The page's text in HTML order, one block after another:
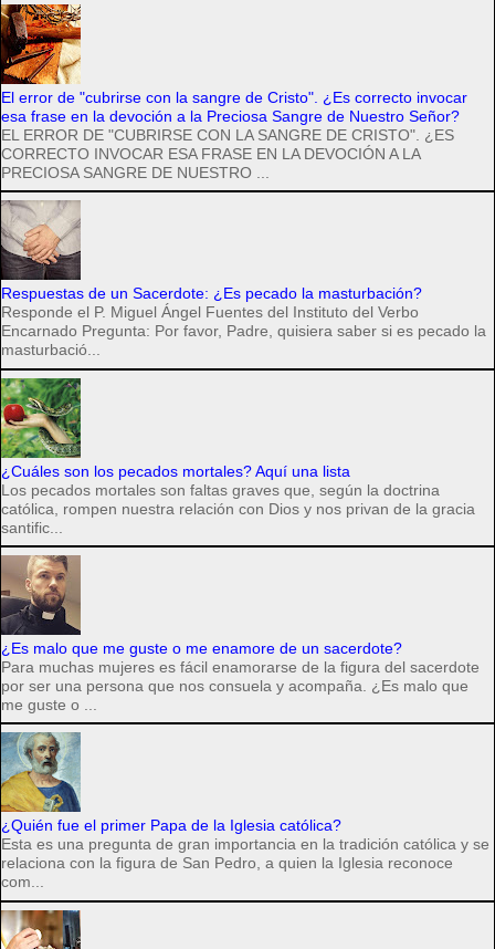
El error de "cubrirse con la sangre de Cristo". ¿Es correcto invocar
esa frase en la devoción a la Preciosa Sangre de Nuestro Señor?
EL ERROR DE "CUBRIRSE CON LA SANGRE DE CRISTO". ¿ES
CORRECTO INVOCAR ESA FRASE EN LA DEVOCIÓN A LA
PRECIOSA SANGRE DE NUESTRO ...
Respuestas de un Sacerdote: ¿Es pecado la masturbación?
Responde el P. Miguel Ángel Fuentes del Instituto del Verbo
Encarnado Pregunta: Por favor, Padre, quisiera saber si es pecado la
masturbació...
¿Cuáles son los pecados mortales? Aquí una lista
Los pecados mortales son faltas graves que, según la doctrina
católica, rompen nuestra relación con Dios y nos privan de la gracia
santific...
¿Es malo que me guste o me enamore de un sacerdote?
Para muchas mujeres es fácil enamorarse de la figura del sacerdote
por ser una persona que nos consuela y acompaña. ¿Es malo que
me guste o ...
¿Quién fue el primer Papa de la Iglesia católica?
Esta es una pregunta de gran importancia en la tradición católica y se
relaciona con la figura de San Pedro, a quien la Iglesia reconoce
com...